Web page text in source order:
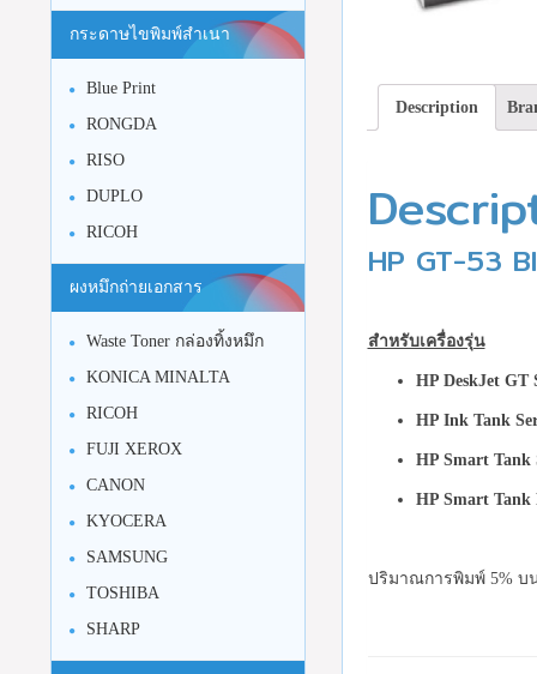
Description
HP GT-53
สำหรับเครื่องรุ่น
HP DeskJet GT
HP Ink Tank
HP Smart Tank
HP Smart Tank
ปริมาณการพิมพ์ 5% บ
กระดาษไขพิมพ์สำเนา
Blue Print
RONGDA
RISO
DUPLO
RICOH
ผงหมึกถ่ายเอกสาร
Waste Toner กล่องทิ้งหมึก
KONICA MINALTA
RICOH
FUJI XEROX
CANON
KYOCERA
SAMSUNG
TOSHIBA
SHARP